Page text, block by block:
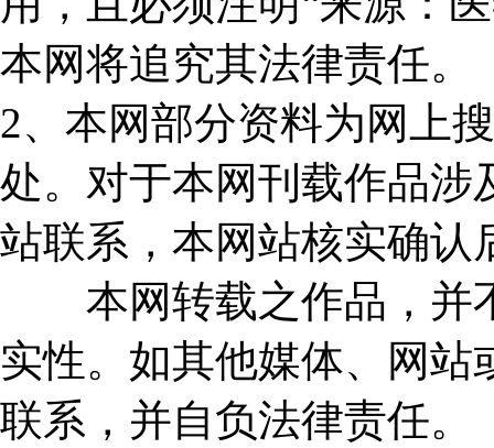
本网将追究其法律责任。
2、本网部分资料为网上
处。对于本网刊载作品涉
站联系，本网站核实确认
本网转载之作品，并
实性。如其他媒体、网
联系，并自负法律责任。